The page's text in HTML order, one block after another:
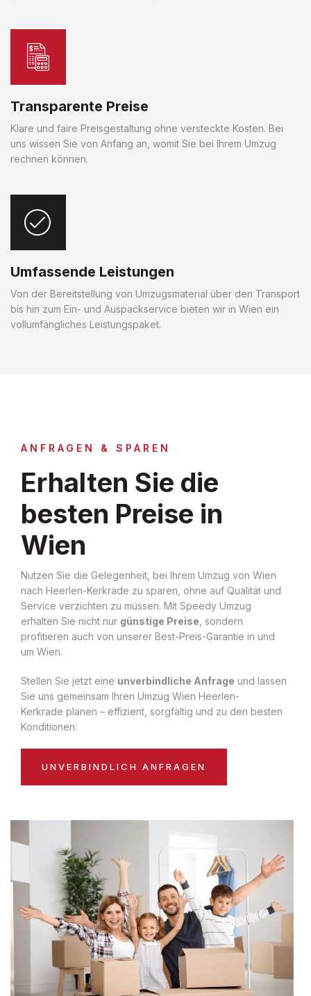
Transparente Preise
Klare und faire Preisgestaltung ohne versteckte Kosten. Bei
uns wissen Sie von Anfang an, womit Sie bei Ihrem Umzug
rechnen können.
Umfassende Leistungen
Von der Bereitstellung von Umzugsmaterial über den Transport
bis hin zum Ein- und Auspackservice bieten wir in Wien ein
vollumfängliches Leistungspaket.
ANFRAGEN & SPAREN
Erhalten Sie die
besten Preise in
Wien
Nutzen Sie die Gelegenheit, bei Ihrem Umzug von Wien
nach Heerlen-Kerkrade zu sparen, ohne auf Qualität und
Service verzichten zu müssen. Mit Speedy Umzug
erhalten Sie nicht nur günstige Preise , sondern
profitieren auch von unserer Best-Preis-Garantie in und
um Wien.
Stellen Sie jetzt eine unverbindliche Anfrage und lassen
Sie uns gemeinsam Ihren Umzug Wien Heerlen-
Kerkrade planen – effizient, sorgfältig und zu den besten
Konditionen:
UNVERBINDLICH ANFRAGEN